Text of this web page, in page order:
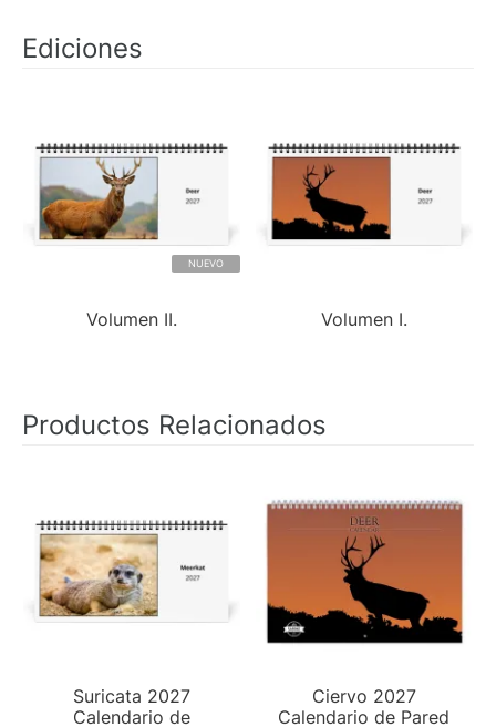
Ediciones
NUEVO
Volumen II. Volumen I.
Productos Relacionados
Suricata 2027
Calendario de
Ciervo 2027
Calendario de Pared